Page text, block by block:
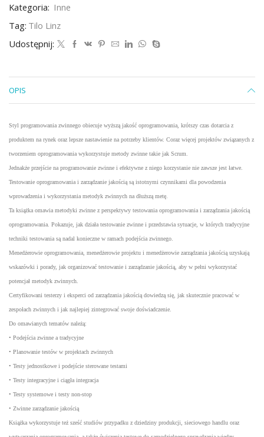
Kategoria: Inne
Tag: Tilo Linz
Udostępnij:
OPIS
Styl programowania zwinnego obiecuje wyższą jakość oprogramowania, krótszy czas dotarcia z
produktem na rynek oraz lepsze nastawienie na potrzeby klientów. Coraz więcej projektów związanych z
tworzeniem oprogramowania wykorzystuje metody zwinne takie jak Scrum.
Jednakże przejście na programowanie zwinne i efektywne z niego korzystanie nie zawsze jest łatwe.
Testowanie oprogramowania i zarządzanie jakością są istotnymi czynnikami dla powodzenia
wprowadzenia i wykorzystania metodyk zwinnych na dłuższą metę.
Ta książka omawia metodyki zwinne z perspektywy testowania oprogramowania i zarządzania jakością
oprogramowania. Pokazuje, jak działa testowanie zwinne i przedstawia sytuacje, w których tradycyjne
techniki testowania są nadal konieczne w ramach podejścia zwinnego.
Menedżerowie oprogramowania, menedżerowie projektu i menedżerowie zarządzania jakością uzyskają
wskazówki i porady, jak organizować testowanie i zarządzanie jakością, aby w pełni wykorzystać
potencjał metodyk zwinnych.
Certyfikowani testerzy i eksperci od zarządzania jakością dowiedzą się, jak skutecznie pracować w
zespołach zwinnych i jak najlepiej zintegrować swoje doświadczenie.
Do omawianych tematów należą:
• Podejścia zwinne a tradycyjne
• Planowanie testów w projektach zwinnych
• Testy jednostkowe i podejście sterowane testami
• Testy integracyjne i ciągła integracja
• Testy systemowe i testy non-stop
• Zwinne zarządzanie jakością
Książka wykorzystuje też sześć studiów przypadku z dziedziny produkcji, sieciowego handlu oraz